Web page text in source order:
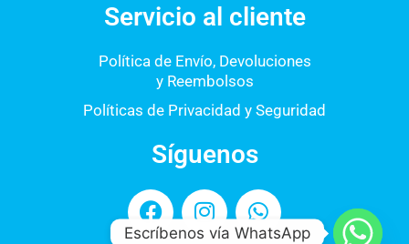
Servicio al cliente
Política de Envío, Devoluciones
y Reembolsos
Políticas de Privacidad y Seguridad
Síguenos
F
a
I
n
W
h
Escríbenos vía WhatsApp